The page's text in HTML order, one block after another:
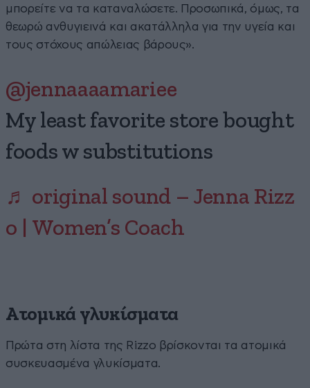
μπορείτε να τα καταναλώσετε. Προσωπικά, όμως, τα
θεωρώ ανθυγιεινά και ακατάλληλα για την υγεία και
τους στόχους απώλειας βάρους».
@jennaaaamariee
My least favorite store bought
foods w substitutions
♬ original sound – Jenna Rizz
o | Women’s Coach
Ατομικά γλυκίσματα
Πρώτα στη λίστα της Rizzo βρίσκονται τα ατομικά
συσκευασμένα γλυκίσματα.